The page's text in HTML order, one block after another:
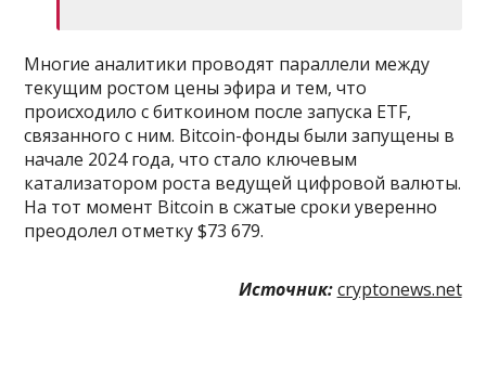
Многие аналитики проводят параллели между
текущим ростом цены эфира и тем, что
происходило с биткоином после запуска ETF,
связанного с ним. Bitcoin-фонды были запущены в
начале 2024 года, что стало ключевым
катализатором роста ведущей цифровой валюты.
На тот момент Bitcoin в сжатые сроки уверенно
преодолел отметку $73 679.
Источник: cryptonews.net